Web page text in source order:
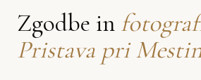
Zgodbe in
Pristava pri